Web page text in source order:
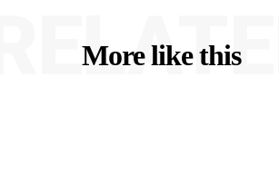
More like this
RELATED